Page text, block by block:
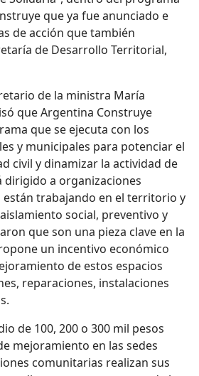
que ya fue anunciado e
de acción que también
de Desarrollo Territorial,
de la ministra María
que Argentina Construye
que se ejecuta con los
y municipales para potenciar el
civil y dinamizar la actividad de
dirigido a organizaciones
están trabajando en el territorio y
social, preventivo y
que son una pieza clave en la
un incentivo económico
de estos espacios
reparaciones, instalaciones
de 100, 200 o 300 mil pesos
mejoramiento en las sedes
comunitarias realizan sus